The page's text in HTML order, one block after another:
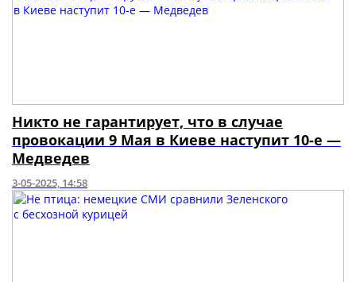
Никто не гарантирует, что в случае
провокации 9 Мая в Киеве наступит 10-е —
Медведев
3-05-2025, 14:58